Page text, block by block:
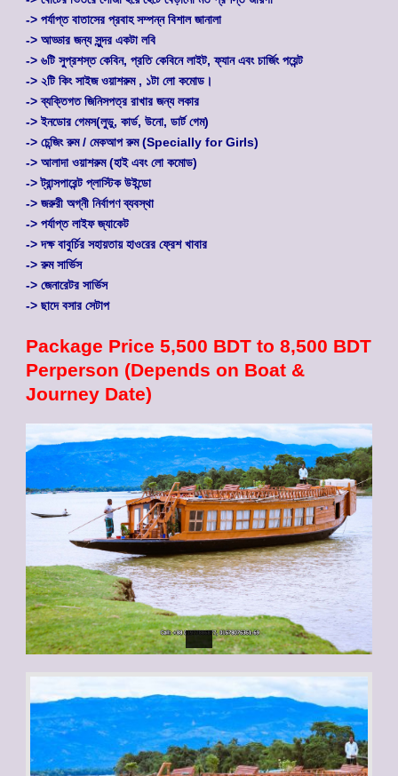
-> পর্যাপ্ত বাতাসের প্রবাহ সম্পন্ন বিশাল জানালা
-> আড্ডার জন্য সুন্দর একটা লবি
-> ৬টি সুপ্রশস্ত কেবিন, প্রতি কেবিনে লাইট, ফ্যান এবং চার্জিং পয়েন্ট
-> ২টি কিং সাইজ ওয়াশরুম , ১টা লো কমোড।
-> ব্যক্তিগত জিনিসপত্র রাখার জন্য লকার
-> ইনডোর গেমস(লুডু, কার্ড, উনো, ডার্ট গেম)
-> চেন্জিং রুম / মেকআপ রুম (Specially for Girls)
-> আলাদা ওয়াশরুম (হাই এবং লো কমোড)
-> ট্রান্সপারেন্ট প্লাস্টিক উইন্ডো
-> জরুরী অগ্নী নির্বাপণ ব্যবস্থা
-> পর্যাপ্ত লাইফ জ্যাকেট
-> দক্ষ বাবুর্চির সহায়তায় হাওরের ফ্রেশ খাবার
-> রুম সার্ভিস
-> জেনারেটর সার্ভিস
-> ছাদে বসার সেটাপ
Package Price 5,500 BDT to 8,500 BDT
Perperson (Depends on Boat &
Journey Date)